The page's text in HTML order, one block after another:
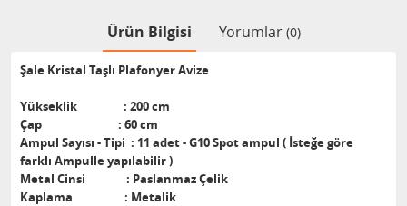
Ürün Bilgisi Yorumlar (0)
Şale Kristal Taşlı Plafonyer Avize
Yükseklik : 200 cm
Çap : 60 cm
Ampul Sayısı - Tipi : 11 adet - G10 Spot ampul ( İsteğe göre
farklı Ampulle yapılabilir )
Metal Cinsi : Paslanmaz Çelik
Kaplama : Metalik